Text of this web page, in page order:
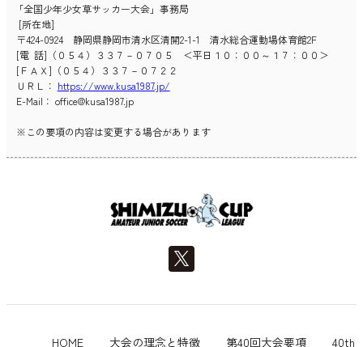
「全国少年少女草サッカー大会」事務局
[所在地]
〒424-0924 静岡県静岡市清水区清開2-1-1 清水総合運動場体育館2F
[電 話]（０５４）３３７－０７０５ ＜平日１０：００～１７：００＞
[ＦＡＸ]（０５４）３３７－０７２２
ＵＲＬ： https://www.kusa1987.jp/
E-Mail： office@kusa1987.jp
※この要項の内容は変更する場合があります
HOME 大会の理念と特徴 第40回大会要項 40th